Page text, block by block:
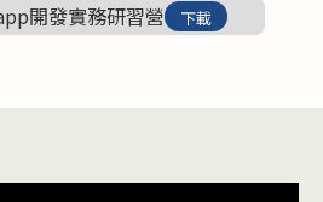
開發實務研習營
下載